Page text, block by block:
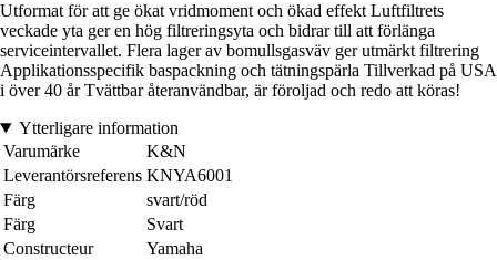
Utformat för att ge ökat vridmoment och ökad effekt Luftfiltrets
veckade yta ger en hög filtreringsyta och bidrar till att förlänga
serviceintervallet. Flera lager av bomullsgasväv ger utmärkt filtrering
Applikationsspecifik baspackning och tätningspärla Tillverkad på USA
i över 40 år Tvättbar återanvändbar, är föroljad och redo att köras!
Ytterligare information
Varumärke
K&N
Leverantörsreferens KNYA6001
Färg
svart/röd
Färg
Svart
Constructeur
Yamaha